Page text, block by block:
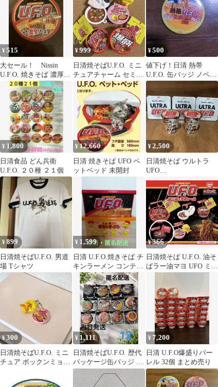
¥515
大セール！ Nissin
U.F.O. 焼きそば 濃厚ソ
ース
¥999
日清焼そばU.F.O. ミニ
チュアチャーム セミコ
ンプ
¥500
値下げ！日清 熱帯
U.F.O. 缶バッジ ノベル
ティ
¥ 1,800
日清食品 どん兵衛
U.F.O. ２０種 ２１個
¥12,660
日清 焼きそば UFO ペ
ットベッド 未開封
¥2,500
日清焼そば ウルトラ
UFO
「WAGYUMAFIA」３
個みそきん 濃厚味噌
２個
¥899
日清焼そばU.F.O. 男道
場 Tシャツ
¥ 1,599
日清 U.F.O.焼きそば チ
キンラーメン コンテナ
セット
¥366
日清焼そば U.F.O. 油そ
ばラー油マヨ UFO ミニ
¥300
日清焼そばU.F.O. ミニ
チュア ポックンミョン
¥ 1,111
日清焼そばU.F.O. 歴代
パッケージ缶バッジ 12
種セット
¥ 7,200
日清 U.F.O爆盛りバー
レル 32個 まとめ売り